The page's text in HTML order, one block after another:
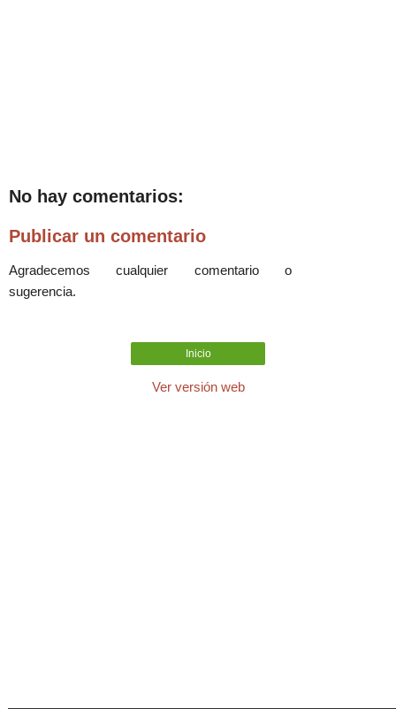
No hay comentarios:
Publicar un comentario
Agradecemos cualquier comentario o
sugerencia.
Inicio
Ver versión web